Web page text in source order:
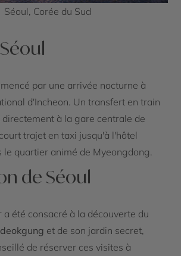
Séoul, Corée du Sud
par une arrivée nocturne à
d'Incheon. Un transfert en train
à la gare centrale de
trajet en taxi jusqu'à l'hôtel
le quartier animé de Myeongdong.
de Séoul
a été consacré à la découverte du
et de son jardin secret,
de réserver ces visites à